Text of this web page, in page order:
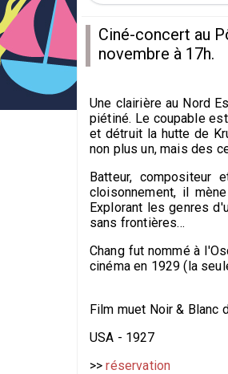
Ciné-concert au
novembre à 17h.
Une clairière au Nord
piétiné. Le coupable
et détruit la hutte de
non plus un, mais des
Batteur, compositeur
cloisonnement, il
Explorant les genres
sans frontières...
Chang fut nommé à
cinéma en 1929 (la
Film muet Noir & Blanc
USA - 1927
>> réservation